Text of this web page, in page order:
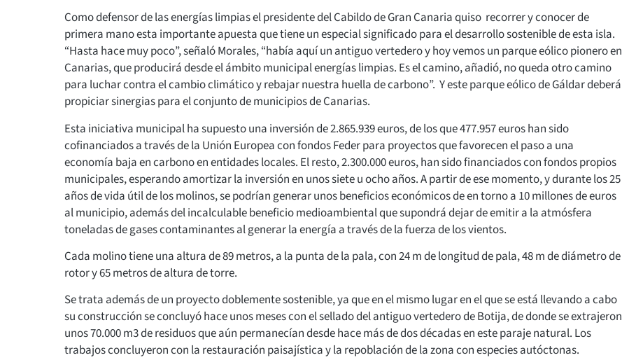
Como defensor de las energías limpias el presidente del Cabildo de Gran Canaria quiso recorrer y conocer de
primera mano esta importante apuesta que tiene un especial significado para el desarrollo sostenible de esta isla.
“Hasta hace muy poco”, señaló Morales, “había aquí un antiguo vertedero y hoy vemos un parque eólico pionero en
Canarias, que producirá desde el ámbito municipal energías limpias. Es el camino, añadió, no queda otro camino
para luchar contra el cambio climático y rebajar nuestra huella de carbono”. Y este parque eólico de Gáldar deberá
propiciar sinergias para el conjunto de municipios de Canarias.
Esta iniciativa municipal ha supuesto una inversión de 2.865.939 euros, de los que 477.957 euros han sido
cofinanciados a través de la Unión Europea con fondos Feder para proyectos que favorecen el paso a una
economía baja en carbono en entidades locales. El resto, 2.300.000 euros, han sido financiados con fondos propios
municipales, esperando amortizar la inversión en unos siete u ocho años. A partir de ese momento, y durante los 25
años de vida útil de los molinos, se podrían generar unos beneficios económicos de en torno a 10 millones de euros
al municipio, además del incalculable beneficio medioambiental que supondrá dejar de emitir a la atmósfera
toneladas de gases contaminantes al generar la energía a través de la fuerza de los vientos.
Cada molino tiene una altura de 89 metros, a la punta de la pala, con 24 m de longitud de pala, 48 m de diámetro de
rotor y 65 metros de altura de torre.
Se trata además de un proyecto doblemente sostenible, ya que en el mismo lugar en el que se está llevando a cabo
su construcción se concluyó hace unos meses con el sellado del antiguo vertedero de Botija, de donde se extrajeron
unos 70.000 m3 de residuos que aún permanecían desde hace más de dos décadas en este paraje natural. Los
trabajos concluyeron con la restauración paisajística y la repoblación de la zona con especies autóctonas.